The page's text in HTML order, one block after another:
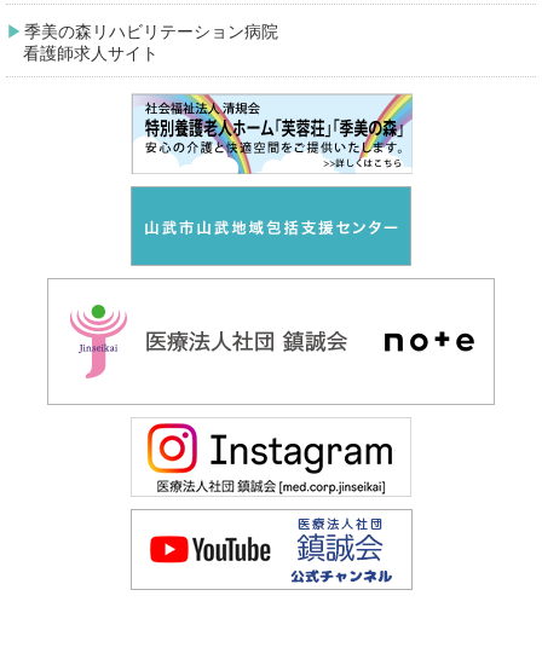
季美の森リハビリテーション病院
看護師求人サイト